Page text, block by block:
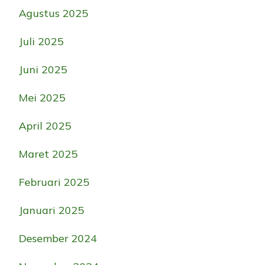
Agustus 2025
Juli 2025
Juni 2025
Mei 2025
April 2025
Maret 2025
Februari 2025
Januari 2025
Desember 2024